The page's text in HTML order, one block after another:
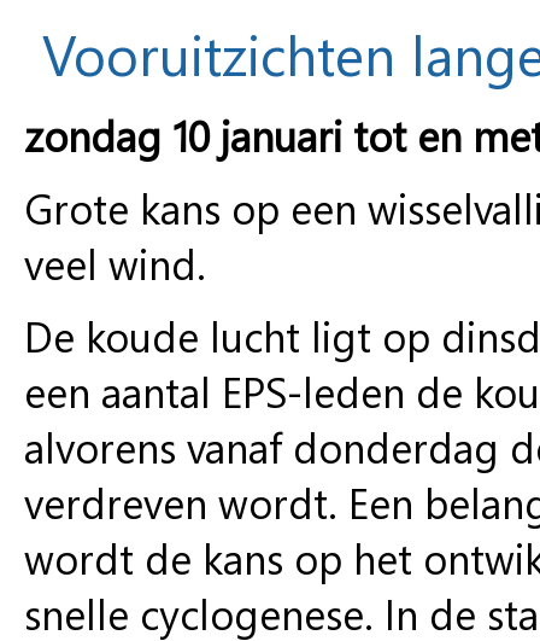
Vooruitzichten
zondag 10 januari tot en
Grote kans op een
veel wind.
De koude lucht ligt op
een aantal EPS-leden de
alvorens vanaf donderdag
verdreven wordt. Een
wordt de kans op het
snelle cyclogenese. In de